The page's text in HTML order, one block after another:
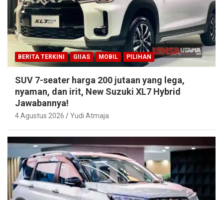
BERITA TERKINI GIIAS MOBIL PILIHAN
SUV 7-seater harga 200 jutaan yang lega,
nyaman, dan irit, New Suzuki XL7 Hybrid
Jawabannya!
4 Agustus 2026 Yudi Atmaja